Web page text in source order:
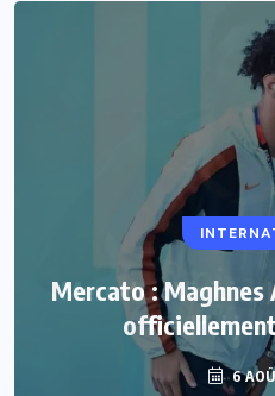
Mercato : Maghnes
6